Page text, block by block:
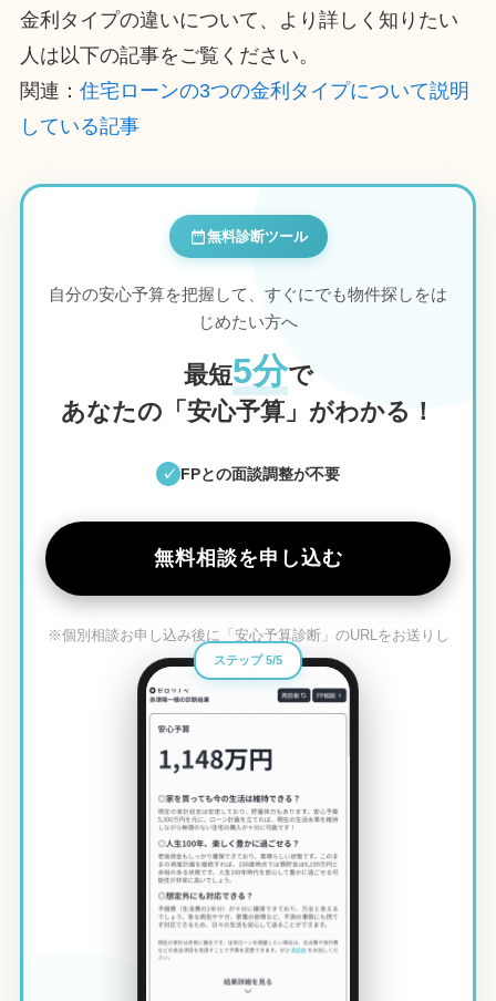
金利タイプの違いについて、より詳しく知りたい
人は以下の記事をご覧ください。
関連： 住宅ローンの3つの金利タイプについて説明
している記事
無料診断ツール
自分の安心予算を把握して、すぐにでも物件探しをは
じめたい方へ
最短5分で
あなたの「安心予算」がわかる！
✓ FPとの面談調整が不要
無料相談を申し込む
※個別相談お申し込み後に「安心予算診断」のURLをお送りし
ます。
ステップ 5/5